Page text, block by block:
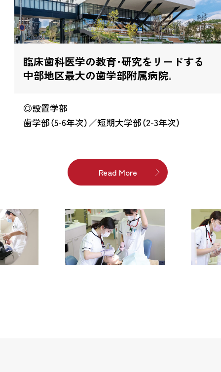
臨床歯科医学の教育･研究をリードする
中部地区最大の歯学部附属病院｡
◎設置学部
歯学部（5-6年次）／短期大学部（2-3年次）
Read More